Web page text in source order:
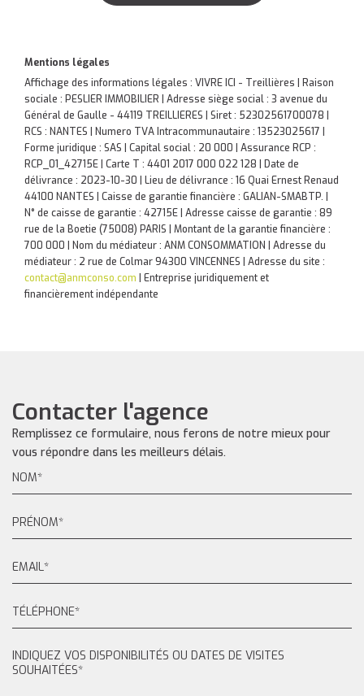
Mentions légales
Affichage des informations légales : VIVRE ICI - Treillières | Raison
sociale : PESLIER IMMOBILIER | Adresse siège social : 3 avenue du
Général de Gaulle - 44119 TREILLIERES | Siret : 52302561700078 |
RCS : NANTES | Numero TVA Intracommunautaire : 13523025617 |
Forme juridique : SAS | Capital social : 20 000 | Assurance RCP :
RCP_01_42715E | Carte T : 4401 2017 000 022 128 | Date de
délivrance : 2023-10-30 | Lieu de délivrance : 16 Quai Ernest Renaud
44100 NANTES | Caisse de garantie financière : GALIAN-SMABTP. |
N° de caisse de garantie : 42715E | Adresse caisse de garantie : 89
rue de la Boetie (75008) PARIS | Montant de la garantie financière :
700 000 | Nom du médiateur : ANM CONSOMMATION | Adresse du
médiateur : 2 rue de Colmar 94300 VINCENNES | Adresse du site :
contact@anmconso.com
Entreprise juridiquement et
financièrement indépendante
Contacter l'agence
Remplissez ce formulaire, nous ferons de notre mieux pour
vous répondre dans les meilleurs délais.